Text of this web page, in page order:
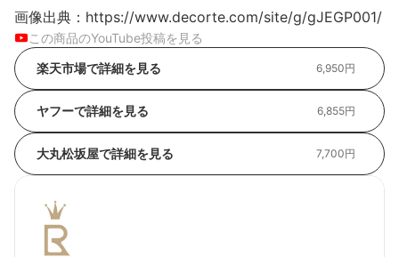
画像出典：https://www.decorte.com/site/g/gJEGP001/
この商品のYouTube投稿を見る
楽天市場で詳細を見る 6,950円
ヤフーで詳細を見る 6,855円
大丸松坂屋で詳細を見る 7,700円